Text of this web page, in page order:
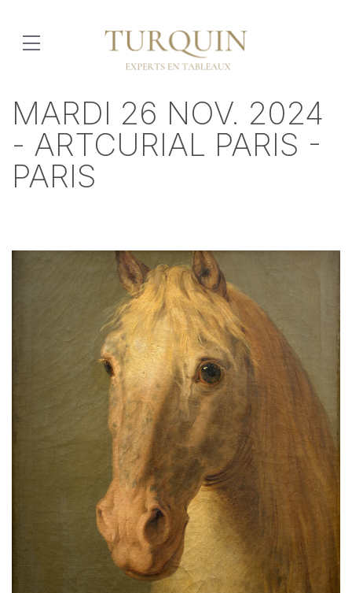
MARDI 26 NOV. 2024
- ARTCURIAL PARIS -
PARIS